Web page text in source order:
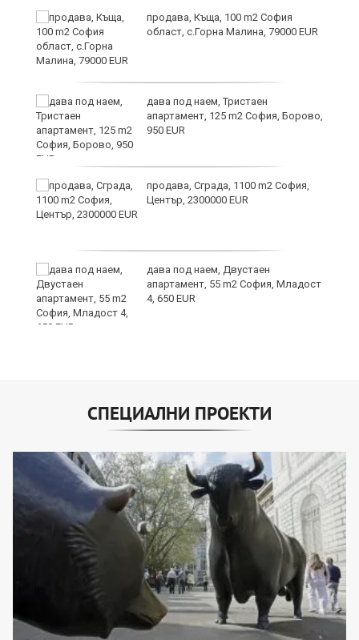
продава, Къща, 100 m2 София
област, с.Горна Малина, 79000 EUR
дава под наем, Тристаен
апартамент, 125 m2 София, Борово,
950 EUR
продава, Сграда, 1100 m2 София,
Център, 2300000 EUR
дава под наем, Двустаен
апартамент, 55 m2 София, Младост
4, 650 EUR
СПЕЦИАЛНИ ПРОЕКТИ